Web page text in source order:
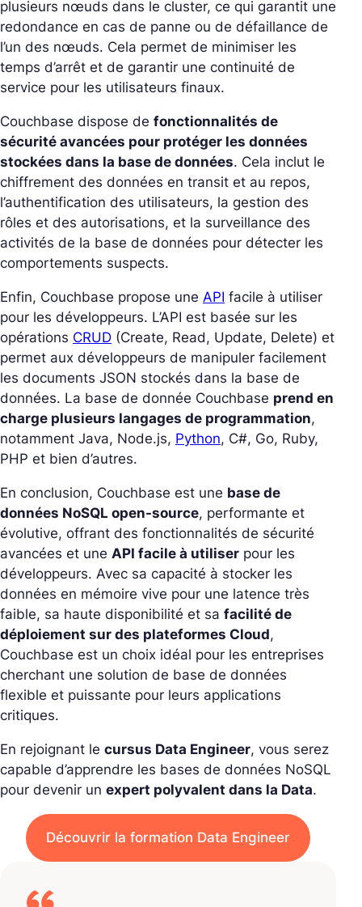
plusieurs nœuds dans le cluster, ce qui garantit une
redondance en cas de panne ou de défaillance de
l’un des nœuds. Cela permet de minimiser les
temps d’arrêt et de garantir une continuité de
service pour les utilisateurs finaux.
Couchbase dispose de fonctionnalités de
sécurité avancées pour protéger les données
stockées dans la base de données. Cela inclut le
chiffrement des données en transit et au repos,
l’authentification des utilisateurs, la gestion des
rôles et des autorisations, et la surveillance des
activités de la base de données pour détecter les
comportements suspects.
Enfin, Couchbase propose une API facile à utiliser
pour les développeurs. L’API est basée sur les
opérations CRUD (Create, Read, Update, Delete) et
permet aux développeurs de manipuler facilement
les documents JSON stockés dans la base de
données. La base de donnée Couchbase prend en
charge plusieurs langages de programmation,
notamment Java, Node.js, Python, C#, Go, Ruby,
PHP et bien d’autres.
En conclusion, Couchbase est une base de
données NoSQL open-source, performante et
évolutive, offrant des fonctionnalités de sécurité
avancées et une API facile à utiliser pour les
développeurs. Avec sa capacité à stocker les
données en mémoire vive pour une latence très
faible, sa haute disponibilité et sa facilité de
déploiement sur des plateformes Cloud,
Couchbase est un choix idéal pour les entreprises
cherchant une solution de base de données
flexible et puissante pour leurs applications
critiques.
En rejoignant le cursus Data Engineer, vous serez
capable d’apprendre les bases de données NoSQL
pour devenir un expert polyvalent dans la Data.
Découvrir la formation Data Engineer